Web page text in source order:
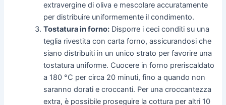
extravergine di oliva e mescolare accuratamente
per distribuire uniformemente il condimento.
Tostatura in forno: Disporre i ceci conditi su una
teglia rivestita con carta forno, assicurandosi che
siano distribuiti in un unico strato per favorire una
tostatura uniforme. Cuocere in forno preriscaldato
a 180 °C per circa 20 minuti, fino a quando non
saranno dorati e croccanti. Per una croccantezza
extra, è possibile proseguire la cottura per altri 10